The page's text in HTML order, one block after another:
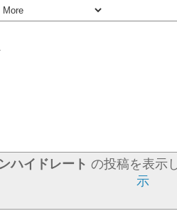
ハイドレート の投稿を表示
示